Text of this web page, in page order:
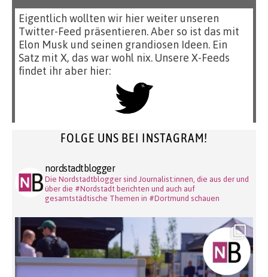
Eigentlich wollten wir hier weiter unseren
Twitter-Feed präsentieren. Aber so ist das mit
Elon Musk und seinen grandiosen Ideen. Ein
Satz mit X, das war wohl nix. Unsere X-Feeds
findet ihr aber hier:
FOLGE UNS BEI INSTAGRAM!
nordstadtblogger
Die Nordstadtblogger sind Journalist:innen, die aus der und
über die #Nordstadt berichten und auch auf
gesamtstädtische Themen in #Dortmund schauen